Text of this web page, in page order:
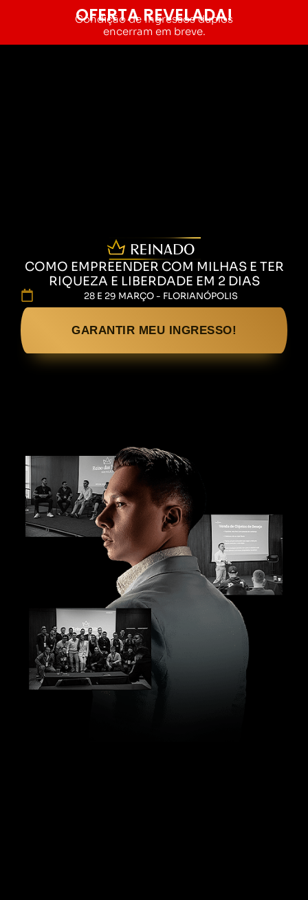
OFERTA REVELADA!
Condição de Ingressos duplos
encerram em breve.
COMO EMPREENDER COM MILHAS E TER
RIQUEZA E LIBERDADE EM 2 DIAS
28 E 29 MARÇO - FLORIANÓPOLIS
GARANTIR MEU INGRESSO!